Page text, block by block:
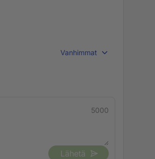
Vanhimmat
5000
Lähetä